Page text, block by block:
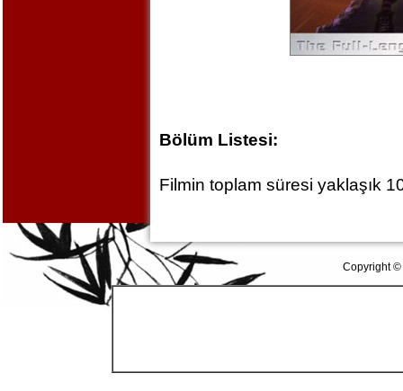
Bölüm Listesi:
Filmin toplam süresi yaklaşık
Copyright ©